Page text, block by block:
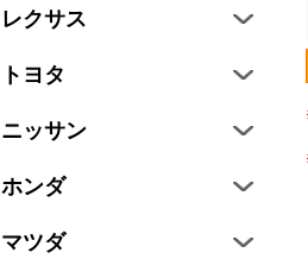
レクサス
LC
トヨタ
86
ニッサン
スカイライン
GT-R
ホンダ
N-WGN
グレイス
ヴェゼル
マツダ
アテンザ ワゴン
CX-3
ビアンテ
WRX S4
インプレッサ スポーツ
インプレッサ G4
ミラ
ミラ ココア
ムーヴ キャンバス
タント
スペーシア
ハスラー
エヴリィワゴン